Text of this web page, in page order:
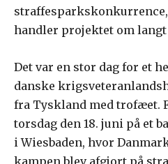
handler projektet om langt
Det var en stor dag for et
danske
fra Tyskland med trofæet.
torsdag den 18. juni på et
i Wiesbaden, hvor
kampen blev afgjort på